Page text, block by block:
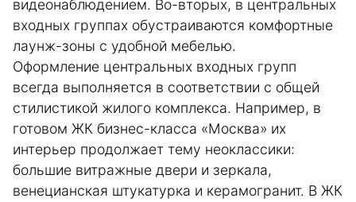
видеонаблюдением. Во-вторых, в центральных
входных группах обустраиваются комфортные
лаунж-зоны с удобной мебелью.
Оформление центральных входных групп
всегда выполняется в соответствии с общей
стилистикой жилого комплекса. Например, в
готовом ЖК бизнес-класса «Москва» их
интерьер продолжает тему неоклассики:
большие витражные двери и зеркала,
венецианская штукатурка и керамогранит. В ЖК